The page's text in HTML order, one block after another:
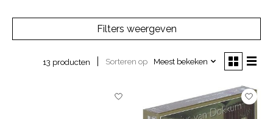
Filters weergeven
13 producten Sorteren op Meest bekeken